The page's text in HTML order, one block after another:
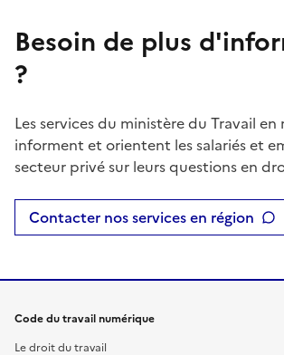
Besoin de plus
?
Les services du ministère du Travail en
informent et orientent les salariés et
secteur privé sur leurs questions en
Contacter nos services en région
Code du travail numérique
Le droit du travail